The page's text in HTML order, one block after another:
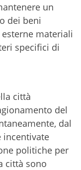
un
dei beni
materiali
specifici di
città
del
dal
incentivate
politiche per
città sono